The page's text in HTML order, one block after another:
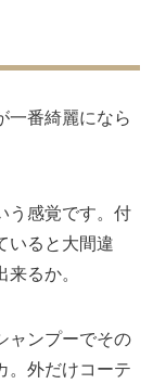
一番綺麗になら
う感覚です。付
いると大間違
るか。
ャンプーでその
。外だけコーテ